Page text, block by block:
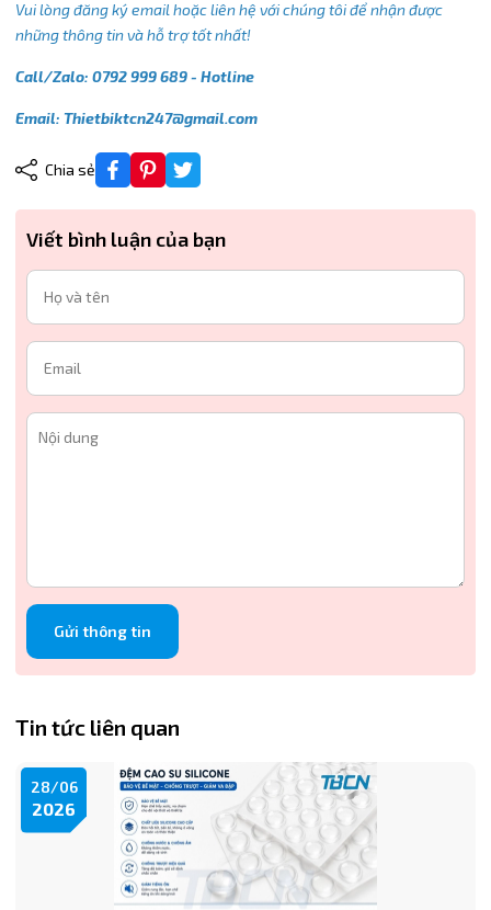
Vui lòng đăng ký email hoặc liên hệ với chúng tôi để nhận được
những thông tin và hỗ trợ tốt nhất!
Call/Zalo: 0792 999 689 - Hotline
Email: Thietbiktcn247@gmail.com
Chia sẻ
Viết bình luận của bạn
Gửi thông tin
Tin tức liên quan
28/06
2026